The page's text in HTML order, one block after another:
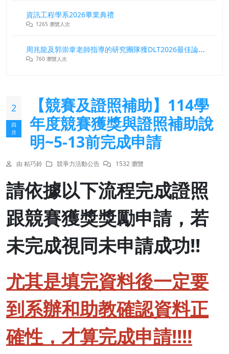
資訊工程學系2026畢業典禮
1265 瀏覽人次
周兆龍及郭崇韋老師指導的研究團隊獲DLT2026最佳論文獎
760 瀏覽人次
2
四
月
【競賽及證照補助】114學
年度競賽獲獎與證照補助說
明~5-13前完成申請
由 粘巧鈴 競爭力活動公告 1532 瀏覽
請依據以下流程完成證照
跟競賽獲獎獎勵申請，若
未完成視同未申請成功!!
尤其是填完資料後一定要
到系辦和助教確認資料正
確性，才算完成申請!!!!